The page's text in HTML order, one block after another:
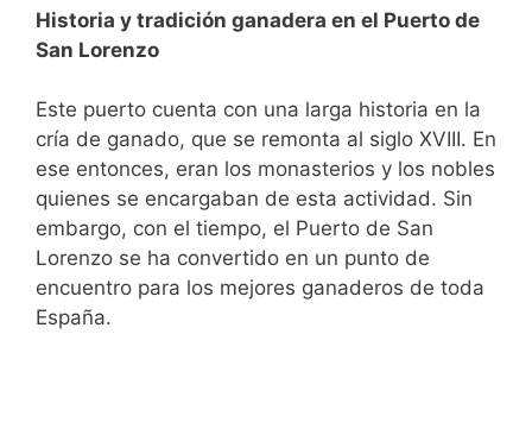
Historia y tradición ganadera en el Puerto de
San Lorenzo
Este puerto cuenta con una larga historia en la
cría de ganado, que se remonta al siglo XVIII. En
ese entonces, eran los monasterios y los nobles
quienes se encargaban de esta actividad. Sin
embargo, con el tiempo, el Puerto de San
Lorenzo se ha convertido en un punto de
encuentro para los mejores ganaderos de toda
España.